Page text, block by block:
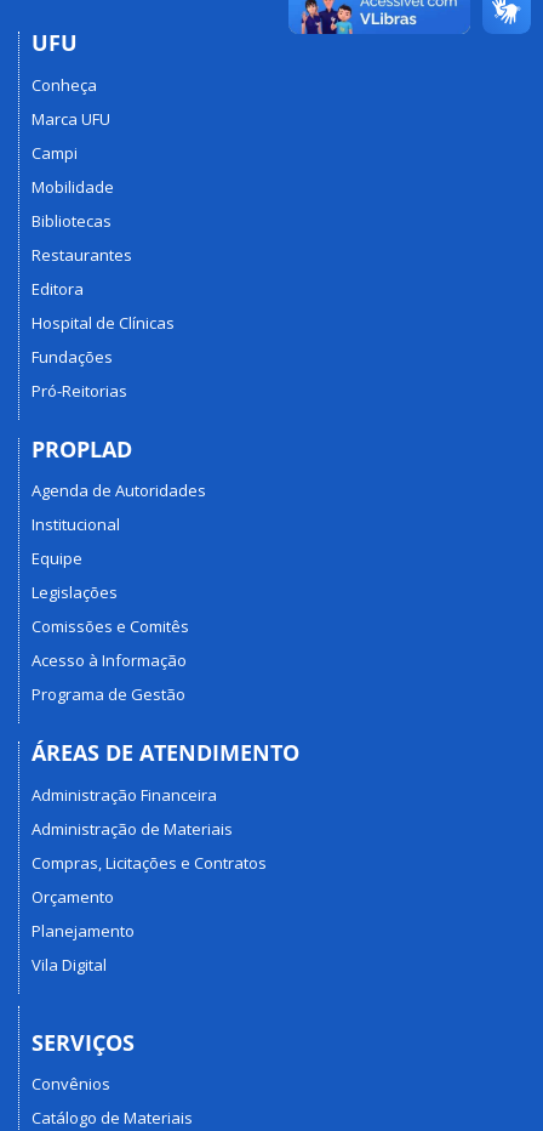
UFU
Conheça
Marca UFU
Campi
Mobilidade
Bibliotecas
Restaurantes
Editora
Hospital de Clínicas
Fundações
Pró-Reitorias
PROPLAD
Agenda de Autoridades
Institucional
Equipe
Legislações
Comissões e Comitês
Acesso à Informação
Programa de Gestão
ÁREAS DE ATENDIMENTO
Administração Financeira
Administração de Materiais
Compras, Licitações e Contratos
Orçamento
Planejamento
Vila Digital
SERVIÇOS
Convênios
Catálogo de Materiais